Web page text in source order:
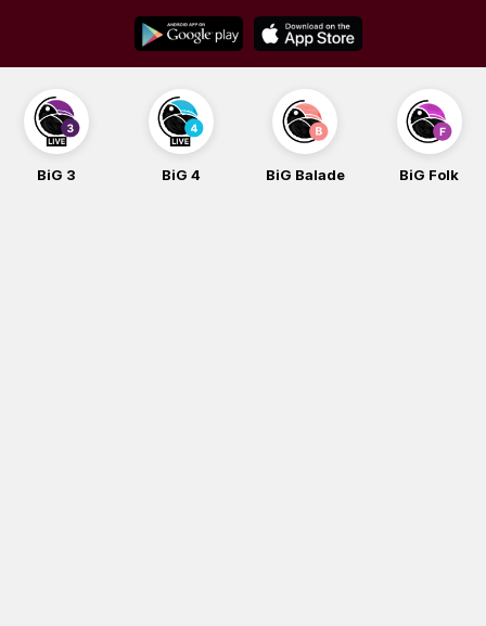
content
BiG 3 BiG 4 BiG Balade BiG Folk